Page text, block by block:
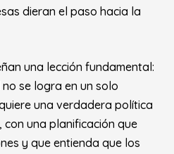
dieran el paso hacia la
una lección fundamental:
se logra en un solo
una verdadera política
una planificación que
y que entienda que los